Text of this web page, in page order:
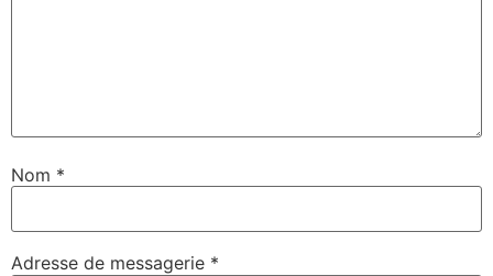
Nom *
Adresse de messagerie *